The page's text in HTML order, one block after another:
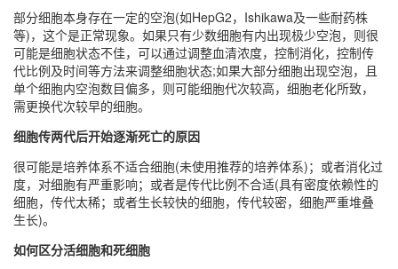
部分细胞本身存在一定的空泡(如HepG2，Ishikawa及一些耐药株
等)，这个是正常现象。如果只有少数细胞有内出现极少空泡，则很
可能是细胞状态不佳，可以通过调整血清浓度，控制消化，控制传
代比例及时间等方法来调整细胞状态;如果大部分细胞出现空泡，且
单个细胞内空泡数目偏多，则可能细胞代次较高，细胞老化所致，
需更换代次较早的细胞。
细胞传两代后开始逐渐死亡的原因
很可能是培养体系不适合细胞(未使用推荐的培养体系)；或者消化过
度，对细胞有严重影响；或者是传代比例不合适(具有密度依赖性的
细胞，传代太稀；或者生长较快的细胞，传代较密，细胞严重堆叠
生长)。
如何区分活细胞和死细胞